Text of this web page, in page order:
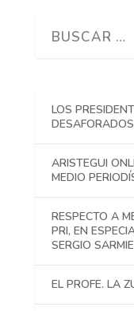
LOS
ARISTEGUI
MEDIO
RESPECTO A
PRI, EN
SERGIO
EL PROFE. LA